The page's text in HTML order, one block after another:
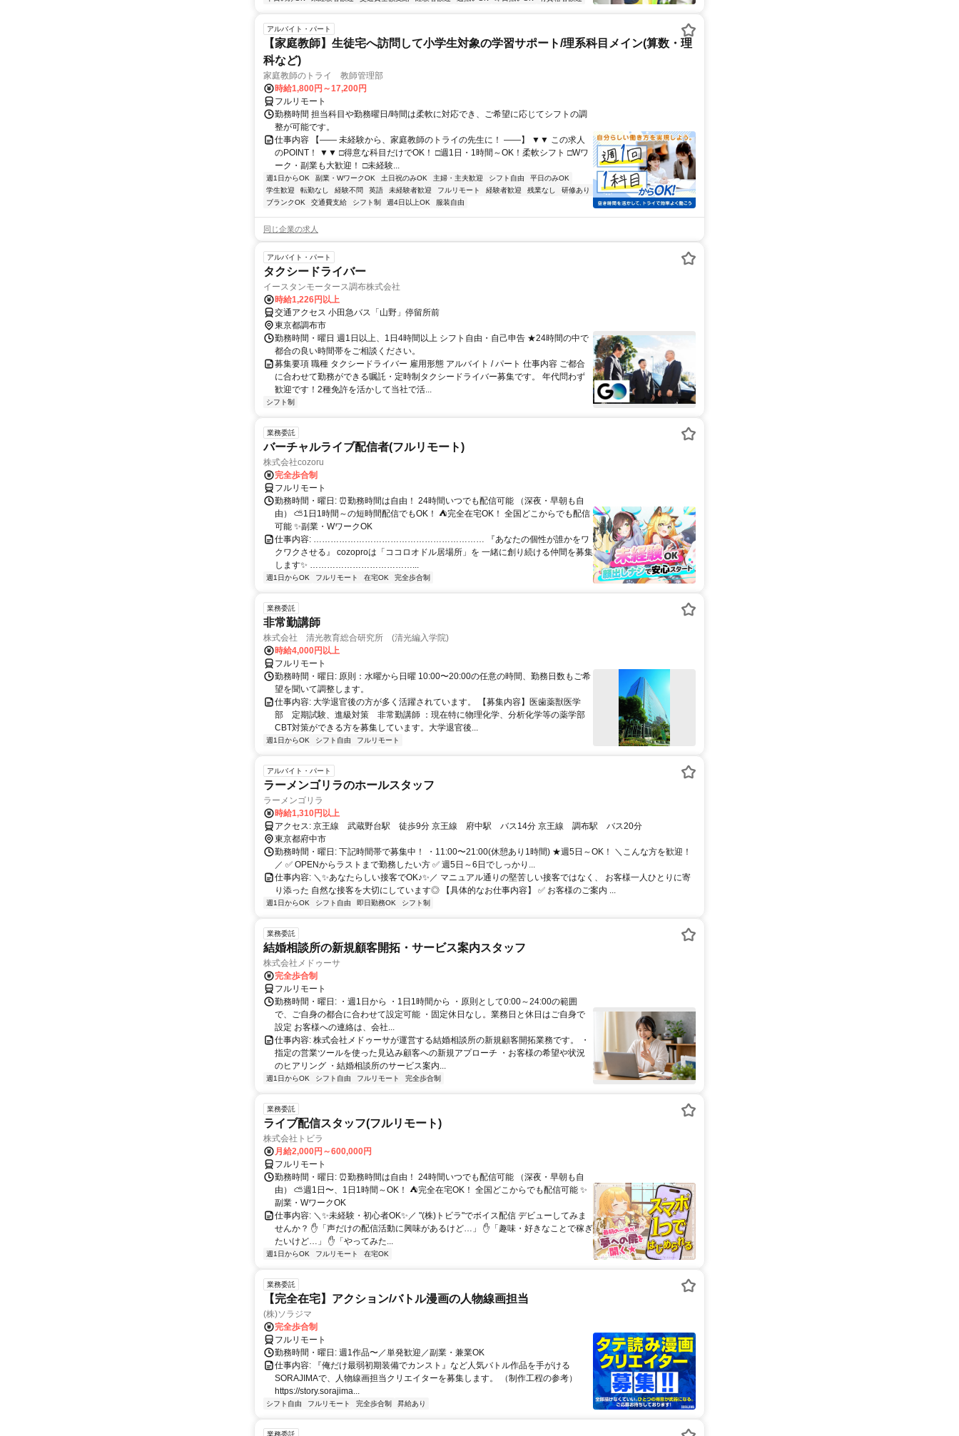
アルバイト・パート
【家庭教師】生徒宅へ訪問して小学生対象の学習サポート/理系科目メイン(算数・理
科など)
家庭教師のトライ 教師管理部
時給1,800円～17,200円
フルリモート
勤務時間 担当科目や勤務曜日/時間は柔軟に対応でき、ご希望に応じてシフトの調
整が可能です。
仕事内容 【―― 未経験から、家庭教師のトライの先生に！ ――】 ▼▼ この求人
のPOINT！ ▼▼ □得意な科目だけでOK！ □週1日・1時間～OK！柔軟シフト □Wワ
ーク・副業も大歓迎！ □未経験...
週1日からOK 副業・WワークOK 土日祝のみOK 主婦・主夫歓迎 シフト自由
平日のみOK
学生歓迎
転勤なし 経験不問 英語 未経験者歓迎 フルリモート 経験者歓迎 残業なし
研修あり
ブランクOK
交通費支給 シフト制 週4日以上OK 服装自由
同じ企業の求人
アルバイト・パート
タクシードライバー
イースタンモータース調布株式会社
時給1,226円以上
交通アクセス 小田急バス「山野」停留所前
東京都調布市
勤務時間・曜日 週1日以上、1日4時間以上 シフト自由・自己申告 ★24時間の中で
都合の良い時間帯をご相談ください。
募集要項 職種 タクシードライバー 雇用形態 アルバイト / パート 仕事内容 ご都合
に合わせて勤務ができる嘱託・定時制タクシードライバー募集です。 年代問わず
歓迎です！2種免許を活かして当社で活...
シフト制
業務委託
バーチャルライブ配信者(フルリモート)
株式会社cozoru
完全歩合制
フルリモート
勤務時間・曜日: ⏰勤務時間は自由！ 24時間いつでも配信可能 （深夜・早朝も自
由） ⛅1日1時間～の短時間配信でもOK！ ⛺完全在宅OK！ 全国どこからでも配信
可能 ✨副業・WワークOK
仕事内容: …………………………………………………… 『あなたの個性が誰かをワ
クワクさせる』 cozoproは「ココロオドル居場所」を 一緒に創り続ける仲間を募集
します✨ ………………………………...
週1日からOK フルリモート 在宅OK 完全歩合制
業務委託
非常勤講師
株式会社 清光教育総合研究所 (清光編入学院)
時給4,000円以上
フルリモート
勤務時間・曜日: 原則：水曜から日曜 10:00〜20:00の任意の時間、勤務日数もご希
望を聞いて調整します。
仕事内容: 大学退官後の方が多く活躍されています。 【募集内容】医歯薬獣医学
部 定期試験、進級対策 非常勤講師 ：現在特に物理化学、分析化学等の薬学部
CBT対策ができる方を募集しています。大学退官後...
週1日からOK シフト自由 フルリモート
アルバイト・パート
ラーメンゴリラのホールスタッフ
ラーメンゴリラ
時給1,310円以上
アクセス: 京王線 武蔵野台駅 徒歩9分 京王線 府中駅 バス14分 京王線 調布駅 バス20分
東京都府中市
勤務時間・曜日: 下記時間帯で募集中！ ・11:00〜21:00(休憩あり1時間) ★週5日～OK！ ＼こんな方を歓迎！
／ ✅ OPENからラストまで勤務したい方 ✅ 週5日～6日でしっかり...
仕事内容: ＼✨あなたらしい接客でOK♪✨／ マニュアル通りの堅苦しい接客ではなく、 お客様一人ひとりに寄
り添った 自然な接客を大切にしています◎ 【具体的なお仕事内容】 ✅ お客様のご案内 ...
週1日からOK シフト自由 即日勤務OK シフト制
業務委託
結婚相談所の新規顧客開拓・サービス案内スタッフ
株式会社メドゥーサ
完全歩合制
フルリモート
勤務時間・曜日: ・週1日から ・1日1時間から ・原則として0:00～24:00の範囲
で、ご自身の都合に合わせて設定可能 ・固定休日なし。業務日と休日はご自身で
設定 お客様への連絡は、会社...
仕事内容: 株式会社メドゥーサが運営する結婚相談所の新規顧客開拓業務です。 ・
指定の営業ツールを使った見込み顧客への新規アプローチ ・お客様の希望や状況
のヒアリング ・結婚相談所のサービス案内...
週1日からOK シフト自由 フルリモート 完全歩合制
業務委託
ライブ配信スタッフ(フルリモート)
株式会社トビラ
月給2,000円～600,000円
フルリモート
勤務時間・曜日: ⏰勤務時間は自由！ 24時間いつでも配信可能 （深夜・早朝も自
由） ⛅週1日〜、1日1時間～OK！ ⛺完全在宅OK！ 全国どこからでも配信可能 ✨
副業・WワークOK
仕事内容: ＼✨未経験・初心者OK✨／ "(株)トビラ"でボイス配信 デビューしてみま
せんか？ ✋「声だけの配信活動に興味があるけど…」 ✋「趣味・好きなことで稼ぎ
たいけど…」 ✋「やってみた...
週1日からOK フルリモート 在宅OK
業務委託
【完全在宅】アクション/バトル漫画の人物線画担当
(株)ソラジマ
完全歩合制
フルリモート
勤務時間・曜日: 週1作品〜／単発歓迎／副業・兼業OK
仕事内容: 『俺だけ最弱初期装備でカンスト』など人気バトル作品を手がける
SORAJIMAで、人物線画担当クリエイターを募集します。 （制作工程の参考）
https://story.sorajima...
シフト自由 フルリモート 完全歩合制 昇給あり
業務委託